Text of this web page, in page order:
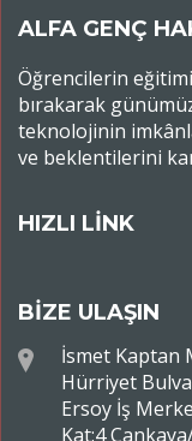
ALFA GENÇ
Öğrencilerin
bırakarak
teknolojinin
ve beklentilerini
HIZLI LİNK
BİZE ULAŞIN
İsmet Kaptan
Hürriyet
Ersoy İş
Kat:4